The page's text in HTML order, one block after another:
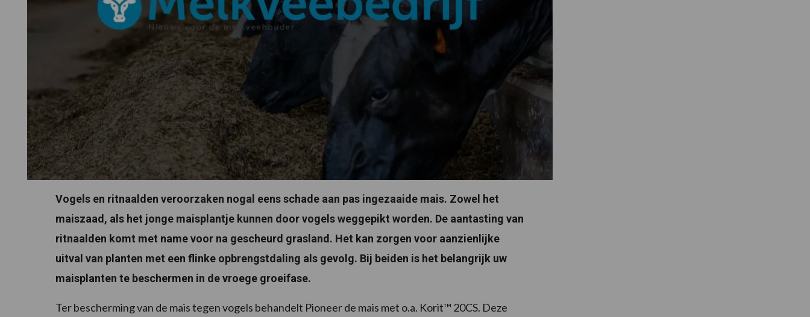
Vogels en ritnaalden veroorzaken nogal eens schade aan pas ingezaaide mais. Zowel het
maiszaad, als het jonge maisplantje kunnen door vogels weggepikt worden. De aantasting van
ritnaalden komt met name voor na gescheurd grasland. Het kan zorgen voor aanzienlijke
uitval van planten met een flinke opbrengstdaling als gevolg. Bij beiden is het belangrijk uw
maisplanten te beschermen in de vroege groeifase.
Ter bescherming van de mais tegen vogels behandelt Pioneer de mais met o.a. Korit™ 20CS. Deze